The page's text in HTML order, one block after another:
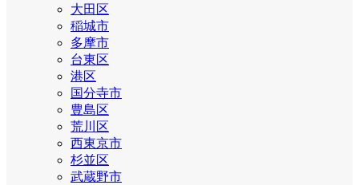
大田区
稲城市
多摩市
台東区
港区
国分寺市
豊島区
荒川区
西東京市
杉並区
武蔵野市